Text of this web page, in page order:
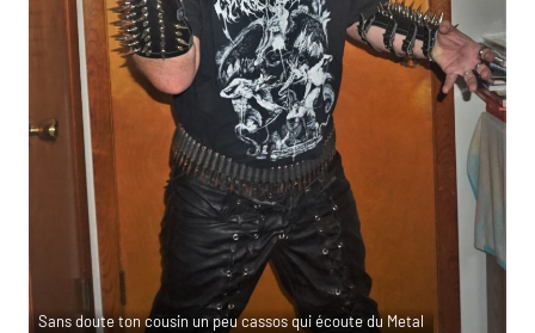
Sans doute ton cousin un peu cassos qui écoute du Metal